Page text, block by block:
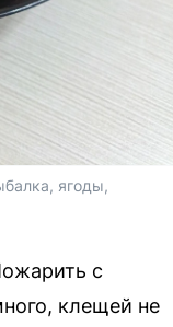
ягоды,
с
клещей не